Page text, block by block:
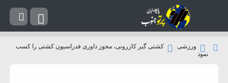
ورزشی
کشتی گیر کازرونی، مجوز داوری فدراسیون کشتی را کسب
نمود